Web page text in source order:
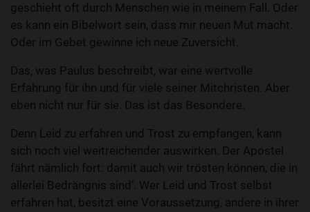
geschieht oft durch Menschen wie in meinem Fall. Oder
es kann ein Bibelwort sein, dass mir neuen Mut macht.
Oder im Gebet gewinne ich neue Zuversicht.
Das, was Paulus beschreibt, war eine wertvolle
Erfahrung für ihn und für viele seiner Mitchristen. Aber
eben nicht nur für sie. Das ist das Besondere.
Denn Leid zu erfahren und Trost zu empfangen, kann
sich noch viel weitreichender auswirken. Der Apostel
fährt nämlich fort: damit auch wir trösten können, die in
allerlei Bedrängnis sind‘. Wer Leid und Trost selbst
erfahren hat, besitzt eine Voraussetzung, andere in ihrer